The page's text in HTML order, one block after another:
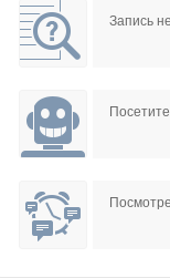
Iriska89
Lonza Lusien
Запись